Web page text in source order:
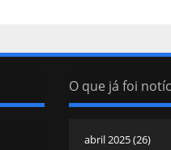
O que já foi